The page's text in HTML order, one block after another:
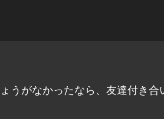
うがなかったなら、友達付き